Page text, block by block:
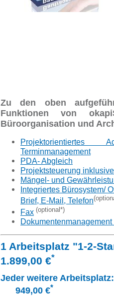
Zu den oben
Funktionen von
Büroorganisation und
Projektorientiertes
Terminmanagement
PDA- Abgleich
Projektsteuerung
Mängel- und
Integriertes Bürosystem/
Brief, E-Mail, Telefon
Fax (optional*)
1 Arbeitsplatz
1.899,00 €*
Jeder
949,00 €*